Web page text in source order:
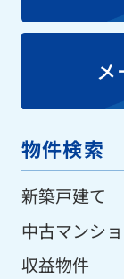
物件検索
新築戸建て
中古マンシ
収益物件